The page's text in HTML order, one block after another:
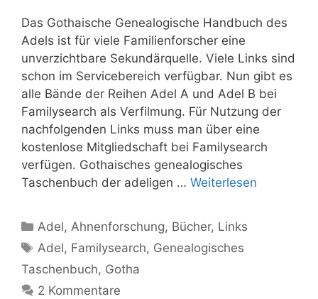
Das Gothaische Genealogische Handbuch des
Adels ist für viele Familienforscher eine
unverzichtbare Sekundärquelle. Viele Links sind
schon im Servicebereich verfügbar. Nun gibt es
alle Bände der Reihen Adel A und Adel B bei
Familysearch als Verfilmung. Für Nutzung der
nachfolgenden Links muss man über eine
kostenlose Mitgliedschaft bei Familysearch
verfügen. Gothaisches genealogisches
Taschenbuch der adeligen … Weiterlesen
Kategorien
Adel,Ahnenforschung, Bücher, Links
Schlagwörter
Adel, Familysearch, Genealogisches
Taschenbuch, Gotha
2 Kommentare